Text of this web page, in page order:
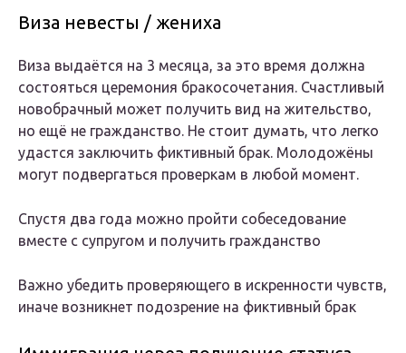
Виза невесты / жениха
Виза выдаётся на 3 месяца, за это время должна
состояться церемония бракосочетания. Счастливый
новобрачный может получить вид на жительство,
но ещё не гражданство. Не стоит думать, что легко
удастся заключить фиктивный брак. Молодожёны
могут подвергаться проверкам в любой момент.
Спустя два года можно пройти собеседование
вместе с супругом и получить гражданство
Важно убедить проверяющего в искренности чувств,
иначе возникнет подозрение на фиктивный брак